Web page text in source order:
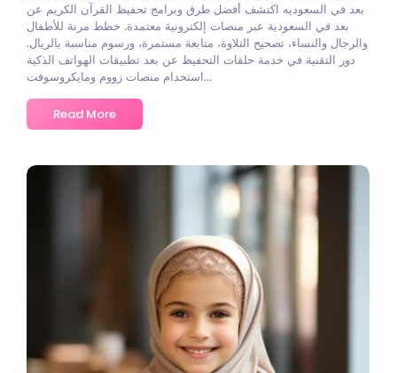
بعد في السعوديه اكتشف أفضل طرق وبرامج تحفيظ القرآن الكريم عن
بعد في السعودية عبر منصات إلكترونية معتمدة. خطط مرنة للأطفال
والرجال والنساء، تصحيح التلاوة، متابعة مستمرة، ورسوم مناسبة بالريال.
دور التقنية في خدمة حلقات التحفيظ عن بعد تطبيقات الهواتف الذكية
استخدام منصات زووم ومايكروسوفت...
Read More